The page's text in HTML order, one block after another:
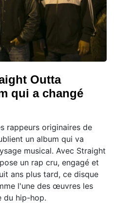
Outta
qui a changé
rappeurs originaires de
un album qui va
musical. Avec Straight
un rap cru, engagé et
ans plus tard, ce disque
l'une des œuvres les
du hip-hop.